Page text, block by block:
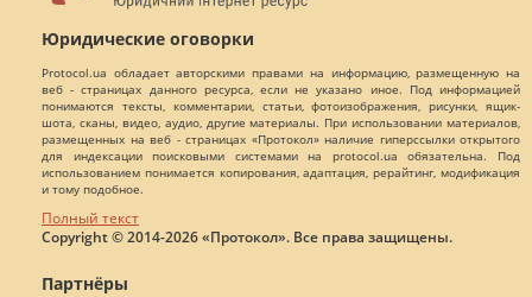
Юридические оговорки
Protocol.ua обладает авторскими правами на информацию, размещенную на
веб - страницах данного ресурса, если не указано иное. Под информацией
понимаются тексты, комментарии, статьи, фотоизображения, рисунки, ящик-
шота, сканы, видео, аудио, другие материалы. При использовании материалов,
размещенных на веб - страницах «Протокол» наличие гиперссылки открытого
для индексации поисковыми системами на protocol.ua обязательна. Под
использованием понимается копирования, адаптация, рерайтинг, модификация
и тому подобное.
Полный текст
Copyright © 2014-2026 «Протокол». Все права защищены.
Партнёры